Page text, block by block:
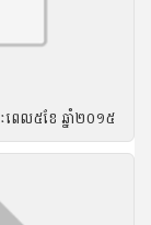
ៈ​ពេល​៥ខែ ឆ្នាំ​២០១៥